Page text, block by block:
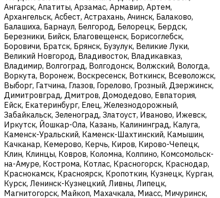
Ангарск, Апатиты, Арзамас, Армавир, Артем,
Архангельск, Асбест, Астрахань, Ачинск, Балаково,
Балашиха, Барнаул, Белгород, Белорецк, Бердск,
Березники, Бийск, Благовещенск, Борисоглебск,
Боровичи, Братск, Брянск, Бузулук, Великие Луки,
Великий Новгород, Владивосток, Владикавказ,
Владимир, Волгоград, Волгодонск, Волжский, Вологда,
Воркута, Воронеж, Воскресенск, Воткинск, Всеволожск,
Выборг, Гатчина, Глазов, Горелово, Грозный, Дзержинск,
Димитровград, Дмитров, Домодедово, Евпатория,
Ейск, Екатеринбург, Елец, Железнодорожный,
Забайкальск, Зеленоград, Златоуст, Иваново, Ижевск,
Иркутск, Йошкар-Ола, Казань, Калининград, Калуга,
Каменск-Уральский, Каменск-Шахтинский, Камышин,
Качканар, Кемерово, Керчь, Киров, Кирово-Чепецк,
Клин, Клинцы, Ковров, Коломна, Колпино, Комсомольск-
на-Амуре, Кострома, Котлас, Красногорск, Краснодар,
Краснокамск, Красноярск, Кропоткин, Кузнецк, Курган,
Курск, Ленинск-Кузнецкий, Ливны, Липецк,
Магнитогорск, Майкоп, Махачкала, Миасс, Мичуринск,